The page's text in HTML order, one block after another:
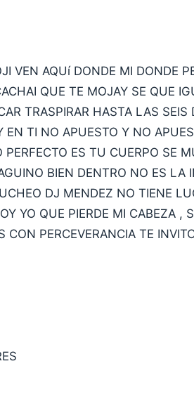
VEN AQUí DONDE MI DONDE
QUE TE MOJAY SE QUE
TRASPIRAR HASTA LAS
EN TI NO APUESTO Y NO
PERFECTO ES TU CUERPO SE
BIEN DENTRO NO ES LA
DJ MENDEZ NO TIENE
YO QUE PIERDE MI CABEZA ,
CON PERCEVERANCIA TE